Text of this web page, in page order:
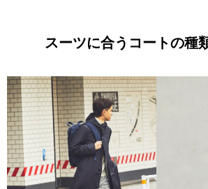
スーツに合うコートの種